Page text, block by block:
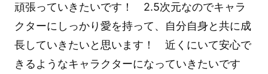
頑張っていきたいです！ 2.5次元なのでキャラ
クターにしっかり愛を持って、自分自身と共に成
長していきたいと思います！ 近くにいて安心で
きるようなキャラクターになっていきたいです